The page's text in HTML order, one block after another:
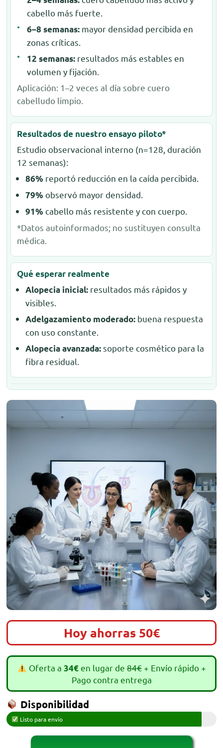
cabello más fuerte.
6–8 semanas: mayor densidad percibida en
zonas críticas.
12 semanas: resultados más estables en
volumen y fijación.
Aplicación: 1–2 veces al día sobre cuero
cabelludo limpio.
Resultados de nuestro ensayo piloto*
Estudio observacional interno (n=128, duración
12 semanas):
86% reportó reducción en la caída percibida.
79% observó mayor densidad.
91% cabello más resistente y con cuerpo.
*Datos autoinformados; no sustituyen consulta
médica.
Qué esperar realmente
Alopecia inicial: resultados más rápidos y
visibles.
Adelgazamiento moderado: buena respuesta
con uso constante.
Alopecia avanzada:soporte cosmético para la
fibra residual.
Hoy ahorras 50€
Oferta a 34€en lugar de84€+ Envío rápido +
Pago contra entrega
Disponibilidad
Listo para envío